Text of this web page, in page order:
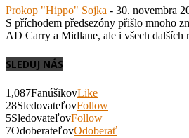
Prokop "Hippo" Sojka - 30. novembra
S příchodem předsezóny přišlo mnoho
AD Carry a Midlane, ale i všech dalších
SLEDUJ NÁS
1,087FanúšikovLike
28SledovateľovFollow
5SledovateľovFollow
7OdoberateľovOdoberať